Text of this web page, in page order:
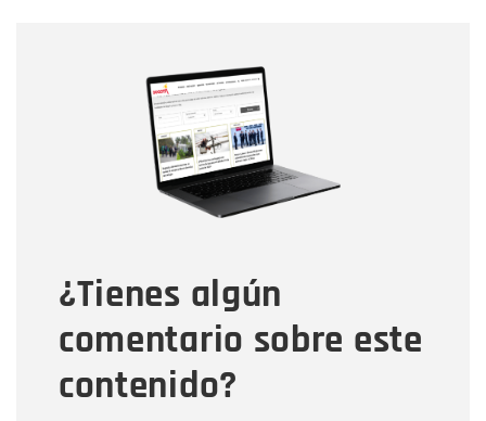
¿Tienes algún
comentario sobre este
contenido?
Correo electrónico
Tipo de comentario
Mensaje